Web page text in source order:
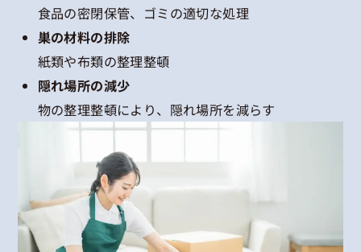
食品の密閉保管、ゴミの適切な処理
巣の材料の排除
紙類や布類の整理整頓
隠れ場所の減少
物の整理整頓により、隠れ場所を減らす